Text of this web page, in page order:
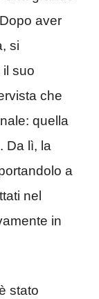
aver
si
suo
che
quella
. Da lì, la
a
nel
in
stato